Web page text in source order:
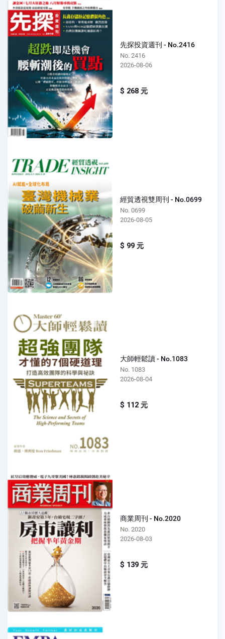
先探投資週刊 - No.2416
No. 2416
2026-08-06
$ 268 元
經貿透視雙周刊 - No.0699
No. 0699
2026-08-05
$ 99 元
大師輕鬆讀 - No.1083
No. 1083
2026-08-04
$ 112 元
商業周刊 - No.2020
No. 2020
2026-08-03
$ 139 元